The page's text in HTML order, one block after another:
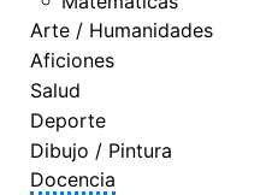
Arte / Humanidades
Aficiones
Salud
Deporte
Dibujo / Pintura
Docencia